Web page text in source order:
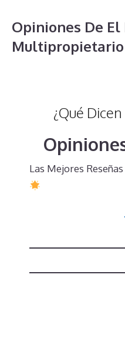
Opiniones De
Multipropietario
¿Qué
Las Mejores